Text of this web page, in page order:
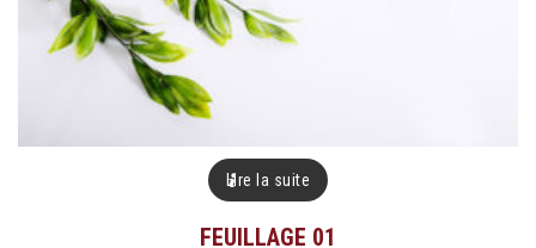
Lire la suite
FEUILLAGE 01